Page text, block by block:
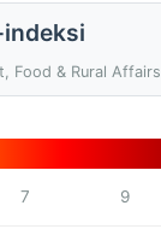
indeksi
Food & Rural Affairs
7 9